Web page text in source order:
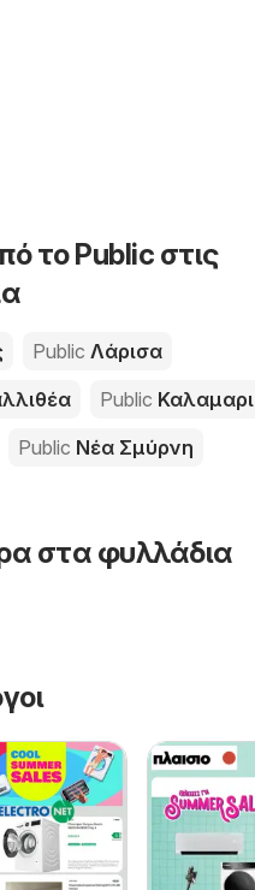
το Public στις
Public Λάρισα
Public
Public Νέα Σμύρνη
στα φυλλάδια